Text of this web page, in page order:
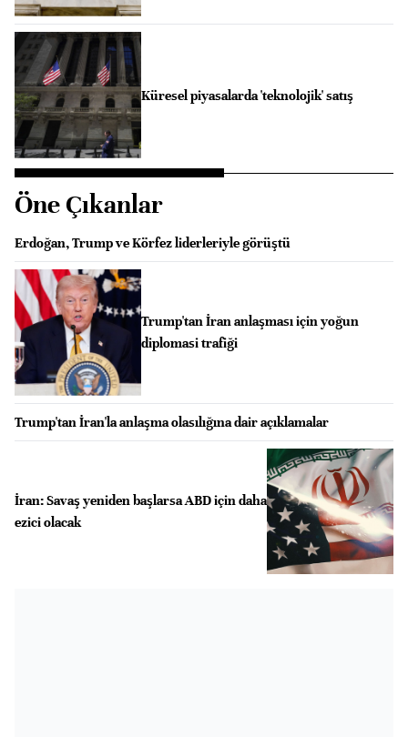
Küresel piyasalarda 'teknolojik' satış
Öne Çıkanlar
Erdoğan, Trump ve Körfez liderleriyle görüştü
Trump'tan İran anlaşması için yoğun
diplomasi trafiği
Trump'tan İran'la anlaşma olasılığına dair açıklamalar
İran: Savaş yeniden başlarsa ABD için daha
ezici olacak